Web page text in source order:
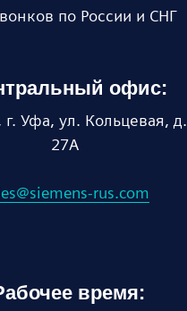
по России и СНГ
г. Уфа, ул. Кольцевая, д.
27А
rus.com
офис:
время: